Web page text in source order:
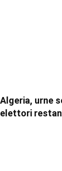
Algeria, urne
elettori